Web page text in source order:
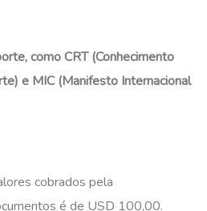
como CRT (Conhecimento
e MIC (Manifesto Internacional
cobrados pela
é de USD 100,00.